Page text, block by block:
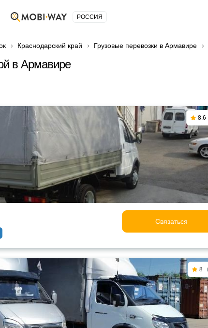
РОССИЯ
Краснодарский край Грузовые перевозки в Армавире
в Армавире
8.6
Связаться
8